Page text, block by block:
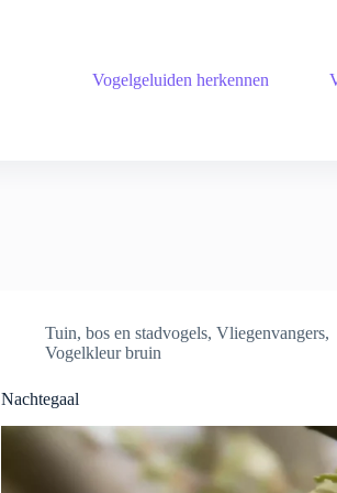
Vogelgeluiden herkennen
Tuin, bos en stadvogels,Vliegenvangers,
Vogelkleur bruin
Nachtegaal